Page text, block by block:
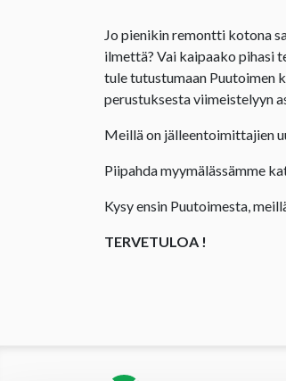
Jo pienikin remontti kotona
ilmettä? Vai kaipaako pihasi
tule tutustumaan Puutoimen
perustuksesta viimeistelyyn
Meillä on jälleentoimittajien
Piipahda myymälässämme
Kysy ensin Puutoimesta,
TERVETULOA !